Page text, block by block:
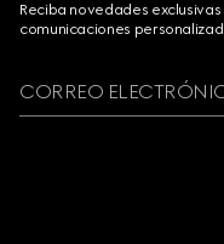
Reciba novedades
comunicaciones
CORREO